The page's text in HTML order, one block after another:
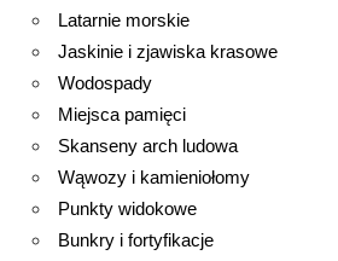
Latarnie morskie
Jaskinie i zjawiska krasowe
Wodospady
Miejsca pamięci
Skanseny arch ludowa
Wąwozy i kamieniołomy
Punkty widokowe
Bunkry i fortyfikacje